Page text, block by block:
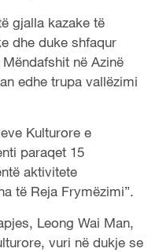
gjalla kazake të
dhe duke shfaqur
në Azinë
edhe trupa vallëzimi
Kulturore e
paraqet 15
aktivitete
të Reja Frymëzimi”.
Leong Wai Man,
vuri në dukje se